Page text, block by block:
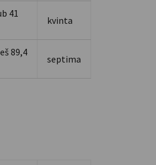
41
kvinta
89,4
septima